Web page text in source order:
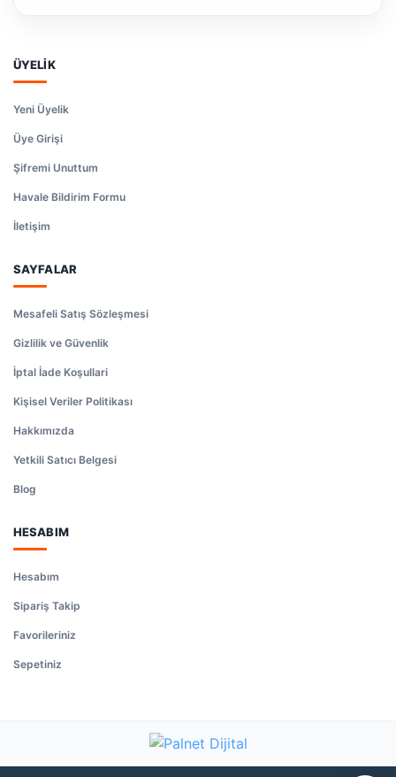
ÜYELİK
Yeni Üyelik
Üye Girişi
Şifremi Unuttum
Havale Bildirim Formu
İletişim
SAYFALAR
Mesafeli Satış Sözleşmesi
Gizlilik ve Güvenlik
İptal İade Koşullari
Kişisel Veriler Politikası
Hakkımızda
Yetkili Satıcı Belgesi
Blog
HESABIM
Hesabım
Sipariş Takip
Favorileriniz
Sepetiniz